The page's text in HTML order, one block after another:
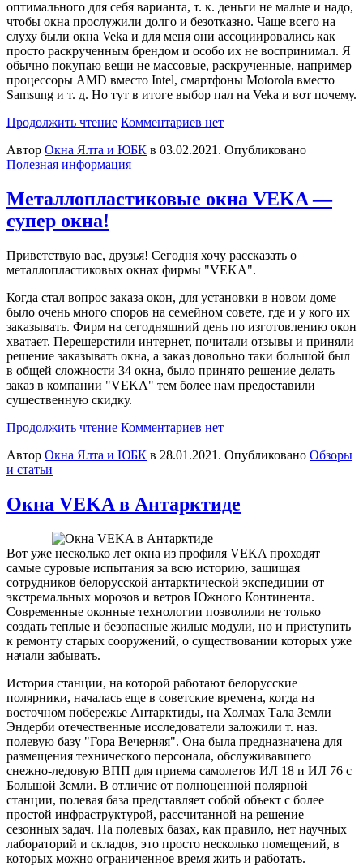
оптимального для себя варианта, т. к. деньги не малые и надо,
чтобы окна прослужили долго и безотказно. Чаще всего на
слуху были окна Veka и для меня они ассоциировались как
просто раскрученным брендом и особо их не воспринимал. Я
обычно покупаю вещи не массовые, раскрученные, например
процессоры AMD вместо Intel, смартфоны Motorola вместо
Samsung и т. д. Но тут в итоге выбор пал на Veka и вот почему.
Продолжить чтение Комментариев нет
Автор Окна Ялта и ЮБК в 03.02.2021 . Опубликовано
Полезная информация
Металлопластиковые окна VEKA —
супер окна!
Приветствую вас, друзья! Сегодня хочу рассказать о
металлопластиковых окнах фирмы "VEKA".
Когда стал вопрос заказа окон, для установки в новом доме
было очень много споров на семейном совете, где и у кого их
заказывать. Фирм на сегодняшний день по изготовлению окон
хватает. Перешерстили интернет, почитали отзывы и приняли
решение заказывать окна, а заказ довольно таки большой был
в общей сложности 34 окна, было принято решение делать
заказ в компании "VEKA" тем более нам предоставили
существенную скидку.
Продолжить чтение Комментариев нет
Автор Окна Ялта и ЮБК в 28.01.2021 . Опубликовано Обзоры
и статьи
Окна VEKA в Антарктиде
Вот уже несколько лет окна из профиля VEKA проходят
самые суровые испытания за всю историю, защищая
сотрудников белорусской антарктической экспедиции от
экстремальных морозов и ветров Южного Континента.
Современные оконные технологии позволили не только
создать теплые и безопасные жилые модули, но и приступить
к ремонту старых сооружений, о существовании которых уже
начали забывать.
История станции, на которой работают белорусские
полярники, началась еще в советские времена, когда на
восточном побережье Антарктиды, на Холмах Тала Земли
Эндерби отечественные исследователи заложили т. наз.
полевую базу "Гора Вечерняя". Она была предназначена для
размещения технического персонала, обслуживавшего
снежно-ледовую ВПП для приема самолетов ИЛ 18 и ИЛ 76 с
Большой Земли. В отличие от полноценной полярной
станции, полевая база представляет собой объект с более
простой инфраструктурой, рассчитанной на решение
сезонных задач. На полевых базах, как правило, нет научных
лабораторий и складов, это просто несколько помещений, в
которых можно ограниченное время жить и работать.